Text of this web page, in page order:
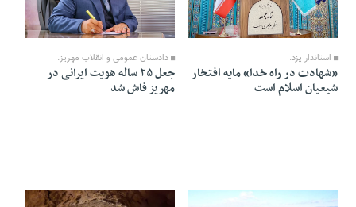
04 Ordibehesht 1405 - 21:01
استاندار یزد:
«شهادت در راه خدا» مایه افتخار
شیعیان اسلام است
26 Farvardin 1405 - 11:34
دادستان عمومی و انقلاب مهریز:
جعل ۲۵ ساله هویت ایرانی در
مهریز فاش شد